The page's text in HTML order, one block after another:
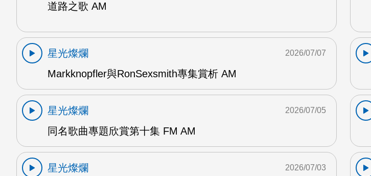
道路之歌 AM
星光燦爛
Markknopfler與RonSexsmith專集賞析 AM
2026/07/07
星光燦爛
同名歌曲專題欣賞第十集 FM AM
2026/07/05
星光燦爛
2026/07/03